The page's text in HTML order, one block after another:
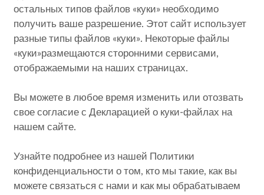
остальных типов файлов «куки» необходимо
получить ваше разрешение. Этот сайт использует
разные типы файлов «куки». Некоторые файлы
«куки»размещаются сторонними сервисами,
отображаемыми на наших страницах.
Вы можете в любое время изменить или отозвать
свое согласие с Декларацией о куки-файлах на
нашем сайте.
Узнайте подробнее из нашей Политики
конфиденциальности о том, кто мы такие, как вы
можете связаться с нами и как мы обрабатываем